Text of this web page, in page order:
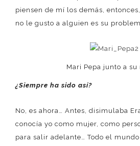
piensen de mí los demás,
no le gusto a alguien es su
Mari Pepa junto a su
¿Siempre ha sido así?
No, es ahora… Antes, disimulaba
conocía yo como mujer, como
para salir adelante… Todo el mundo